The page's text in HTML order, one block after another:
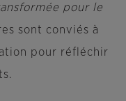
pour le
sont conviés à
pour réfléchir